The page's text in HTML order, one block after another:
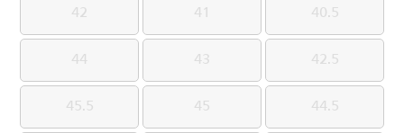
40.5
40.5
41
41
42
42
42.5
42.5
43
43
44
44
44.5
44.5
45
45
45.5
45.5